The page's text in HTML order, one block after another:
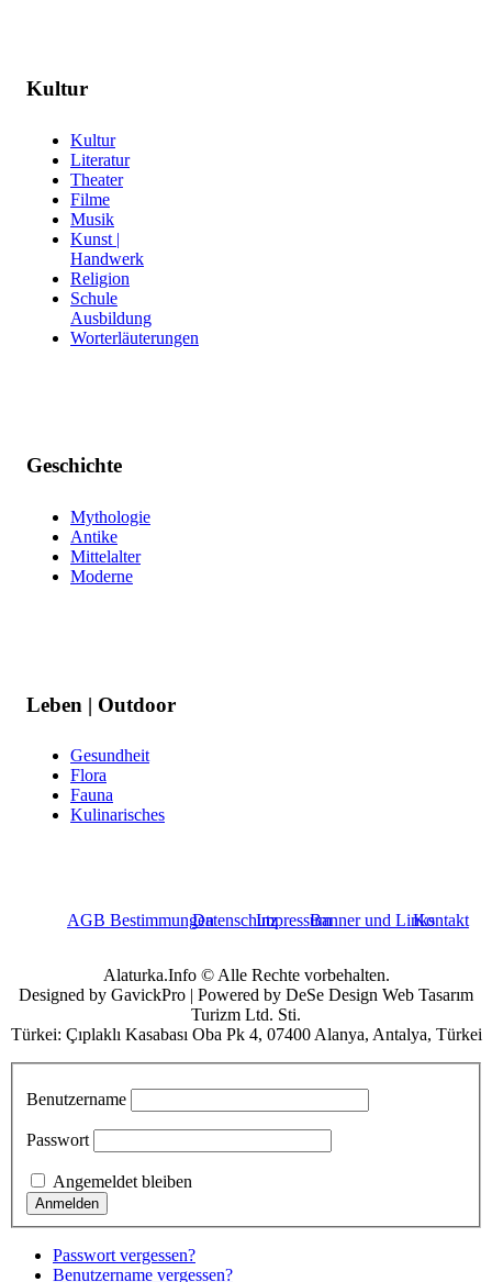
Kultur
Kultur
Literatur
Theater
Filme
Musik
Kunst |
Handwerk
Religion
Schule
Ausbildung
Worterläuterungen
Geschichte
Mythologie
Antike
Mittelalter
Moderne
Leben | Outdoor
Gesundheit
Flora
Fauna
Kulinarisches
AGB BestimmungenDatenschutzImpressumBanner und LinksKontakt
Alaturka.Info © Alle Rechte vorbehalten.
Designed by GavickPro | Powered by DeSe Design Web Tasarım
Turizm Ltd. Sti.
Türkei: Çıplaklı Kasabası Oba Pk 4, 07400 Alanya, Antalya, Türkei
Benutzername
Passwort
Angemeldet bleiben
Passwort vergessen?
Benutzername vergessen?